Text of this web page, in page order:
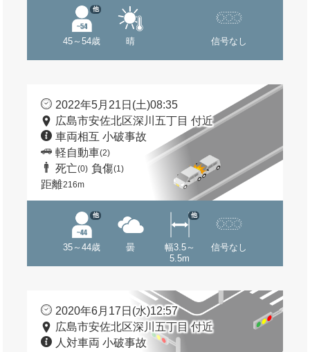
45～54歳
他
晴 信号なし
2022年5月21日(土)08:35
広島市安佐北区深川五丁目 付近
車両相互 小破事故
軽自動車(2)
死亡(0) 負傷(1)
距離216m
35～44歳
他
曇
幅3.5～
5.5m
他
信号なし
2020年6月17日(水)12:57
広島市安佐北区深川五丁目 付近
人対車両 小破事故